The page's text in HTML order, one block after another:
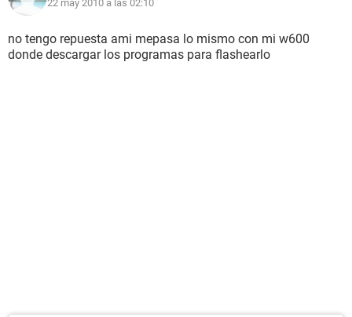
22 may 2010 a las 02:10
no tengo repuesta ami mepasa lo mismo con mi w600
donde descargar los programas para flashearlo